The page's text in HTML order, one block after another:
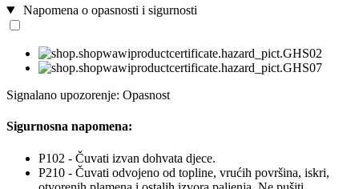
Napomena o opasnosti i sigurnosti
Signalano upozorenje: Opasnost
Sigurnosna napomena:
P102 - Čuvati izvan dohvata djece.
P210 - Čuvati odvojeno od topline, vrućih površina, iskri,